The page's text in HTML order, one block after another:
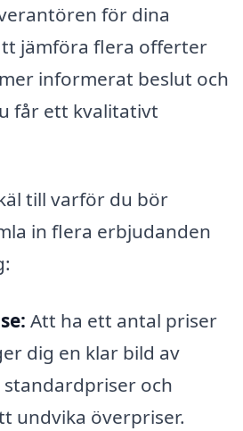
för dina
jämföra flera offerter
informerat beslut och
får ett kvalitativt
till varför du bör
in flera erbjudanden
Att ha ett antal priser
dig en klar bild av
och
undvika överpriser.